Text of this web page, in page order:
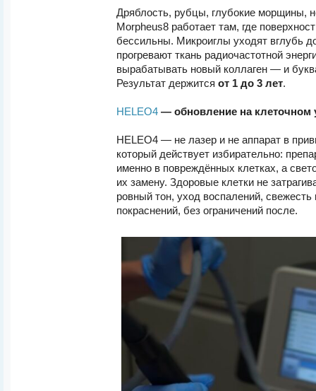
Дряблость, рубцы, глубокие морщины,
Morpheus8 работает там, где
бессильны. Микроиглы уходят вглубь
прогревают ткань радиочастотной
вырабатывать новый коллаген — и
Результат держится от 1 до 3 лет.
HELEO4 — обновление на клеточном
HELEO4 — не лазер и не аппарат в
который действует избирательно:
именно в повреждённых клетках, а
их замену. Здоровые клетки не
ровный тон, уход воспалений,
покраснений, без ограничений после.